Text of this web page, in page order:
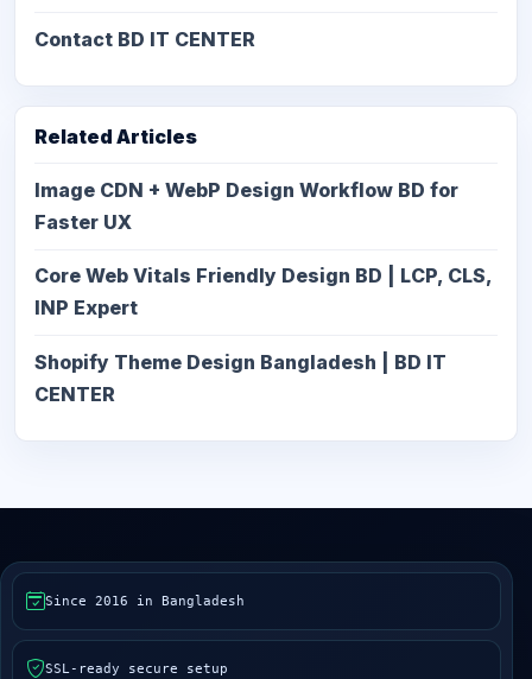
Contact BD IT CENTER
Related Articles
Image CDN + WebP Design Workflow BD for
Faster UX
Core Web Vitals Friendly Design BD | LCP, CLS,
INP Expert
Shopify Theme Design Bangladesh | BD IT
CENTER
Since 2016 in Bangladesh
SSL-ready secure setup